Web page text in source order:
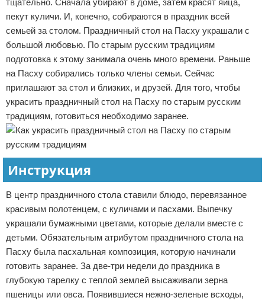
тщательно. Сначала убирают в доме, затем красят яйца,
пекут куличи. И, конечно, собираются в праздник всей
семьей за столом. Праздничный стол на Пасху украшали с
большой любовью. По старым русским традициям
подготовка к этому занимала очень много времени. Раньше
на Пасху собирались только члены семьи. Сейчас
приглашают за стол и близких, и друзей. Для того, чтобы
украсить праздничный стол на Пасху по старым русским
традициям, готовиться необходимо заранее.
Инструкция
В центр праздничного стола ставили блюдо, перевязанное
красивым полотенцем, с куличами и пасхами. Выпечку
украшали бумажными цветами, которые делали вместе с
детьми. Обязательным атрибутом праздничного стола на
Пасху была пасхальная композиция, которую начинали
готовить заранее. За две-три недели до праздника в
глубокую тарелку с теплой землей высаживали зерна
пшеницы или овса. Появившиеся нежно-зеленые всходы,